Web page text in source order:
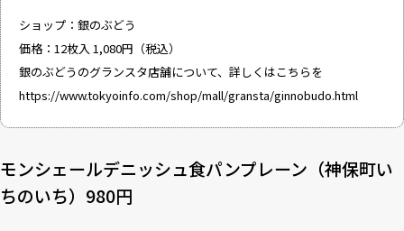
ショップ：銀のぶどう
価格：12枚入 1,080円（税込）
銀のぶどうのグランスタ店舗について、詳しくはこちらを
https://www.tokyoinfo.com/shop/mall/gransta/ginnobudo.html
モンシェールデニッシュ食パンプレーン（神保町い
ちのいち）980円